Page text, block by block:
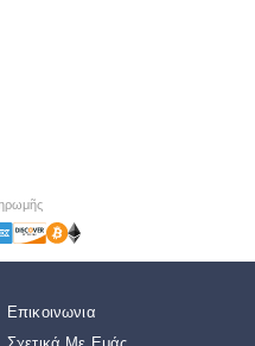
Επικοινωνια